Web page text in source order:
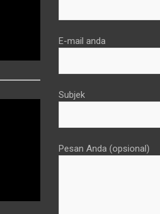
E-mail anda
Subjek
Pesan Anda (opsional)